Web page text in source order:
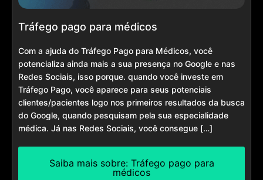
Tráfego pago para médicos
Com a ajuda do Tráfego Pago para Médicos, você
potencializa ainda mais a sua presença no Google e nas
Redes Sociais, isso porque. quando você investe em
Tráfego Pago, você aparece para seus potenciais
clientes/pacientes logo nos primeiros resultados da busca
do Google, quando pesquisam pela sua especialidade
médica. Já nas Redes Sociais, você consegue […]
Saiba mais sobre: Tráfego pago para
médicos